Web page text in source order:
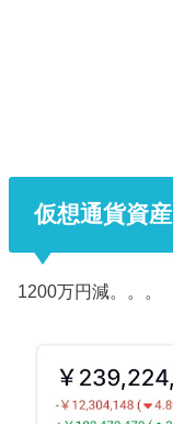
仮想通貨資産
1200万円減。。。